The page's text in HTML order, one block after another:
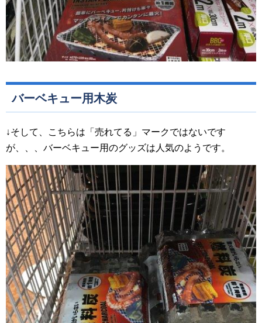
バーベキュー用木炭
↓そして、こちらは「売れてる」マークではないです
が、、、バーベキュー用のグッズは人気のようです。